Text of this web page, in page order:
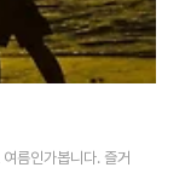
름인가봅니다. 즐거